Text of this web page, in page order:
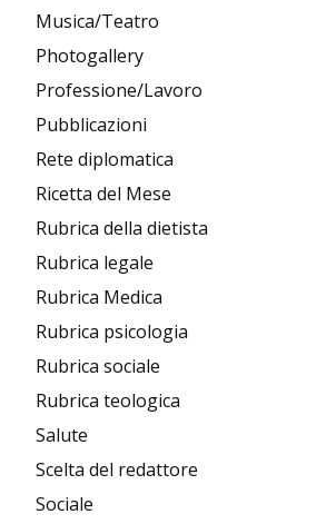
Musica/Teatro
Photogallery
Professione/Lavoro
Pubblicazioni
Rete diplomatica
Ricetta del Mese
Rubrica della dietista
Rubrica legale
Rubrica Medica
Rubrica psicologia
Rubrica sociale
Rubrica teologica
Salute
Scelta del redattore
Sociale